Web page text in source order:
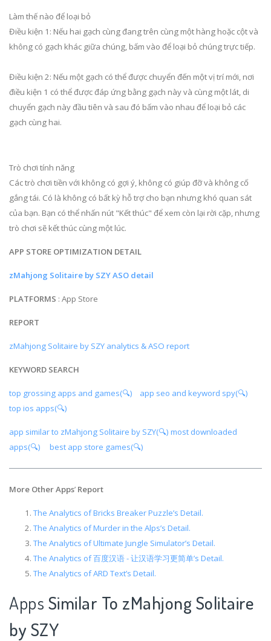
Làm thế nào để loại bỏ
Điều kiện 1: Nếu hai gạch cùng đang trên cùng một hàng hoặc cột và
không có gạch khác giữa chúng, bấm vào để loại bỏ chúng trực tiếp.
Điều kiện 2: Nếu một gạch có thể được chuyển đến một vị trí mới, nơi
điều kiện 1 có thể được đáp ứng bằng gạch này và cùng một lát, di
chuyển gạch này đầu tiên và sau đó bấm vào nhau để loại bỏ các
gạch cùng hai.
Trò chơi tính năng
Các trò chơi tiền với không có gợi ý, không có giúp đỡ và không cố
gắng tái. Có là không có bất kỳ hỗ trợ cho bạn nhưng khó quan sát
của bạn. Bạn có thể nhấn nút "Kết thúc" để xem còn lại rời cặp, nhưng
trò chơi sẽ kết thúc cùng một lúc.
APP STORE OPTIMIZATION DETAIL
zMahjong Solitaire by SZY ASO detail
PLATFORMS : App Store
REPORT
zMahjong Solitaire by SZY analytics & ASO report
KEYWORD SEARCH
top grossing apps and games(🔍)
app seo and keyword spy(🔍)
top ios apps(🔍)
app similar to zMahjong Solitaire by SZY(🔍) most downloaded
apps(🔍)
best app store games(🔍)
More Other Apps’ Report
The Analytics of Bricks Breaker Puzzle’s Detail.
The Analytics of Murder in the Alps’s Detail.
The Analytics of Ultimate Jungle Simulator’s Detail.
The Analytics of 百度汉语 - 让汉语学习更简单’s Detail.
The Analytics of ARD Text’s Detail.
Apps Similar To zMahjong Solitaire
by SZY